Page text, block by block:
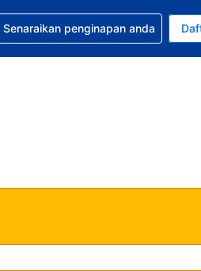
wang semasa anda adalah
Bahasa semasa anda
bantuan bagi tempahan
Senaraikan penginapan anda